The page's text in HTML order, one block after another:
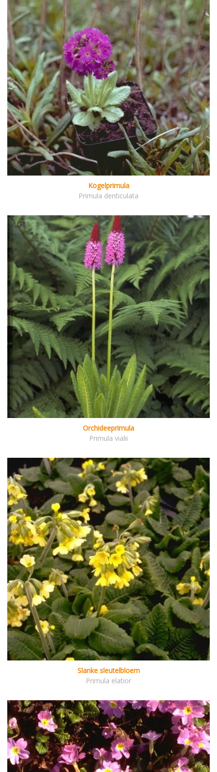
Kogelprimula
Primula denticulata
Orchideeprimula
Primula vialii
Slanke sleutelbloem
Primula elatior